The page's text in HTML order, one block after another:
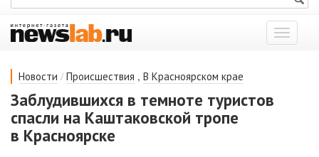
Показать
меню
Новости / Происшествия , В Красноярском крае
Заблудившихся в темноте туристов
спасли на Каштаковской тропе
в Красноярске